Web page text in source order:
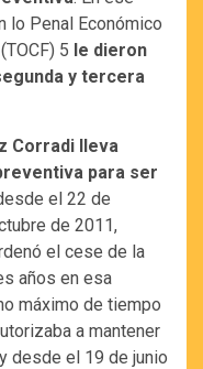
lo Penal Económico
5 le dieron
y tercera
Corradi lleva
para ser
el 22 de
de 2011,
el cese de la
años en esa
máximo de tiempo
a mantener
desde el 19 de junio